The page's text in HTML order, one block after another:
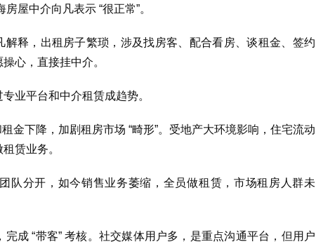
屋中介向凡表示 “很正常”。
解释，出租房子繁琐，涉及找房客、配合看房、谈租金、签约
心，直接挂中介。
业平台和中介租赁成趋势。
金下降，加剧租房市场 “畸形”。受地产大环境影响，住宅流动
赁业务。
队分开，如今销售业务萎缩，全员做租赁，市场租房人群未
成 “带客” 考核。社交媒体用户多，是重点沟通平台，但用户